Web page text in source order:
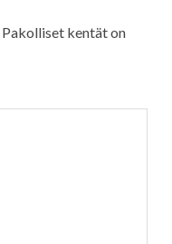
Pakolliset kentät on